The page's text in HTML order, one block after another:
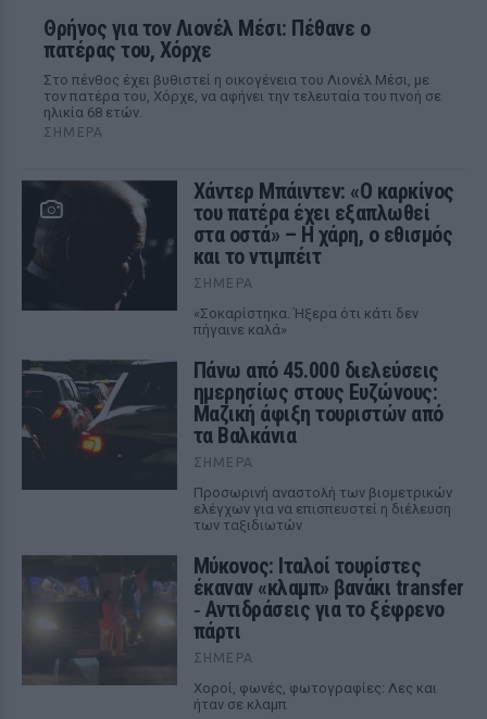
Θρήνος για τον Λιονέλ Μέσι: Πέθανε ο
πατέρας του, Χόρχε
Στο πένθος έχει βυθιστεί η οικογένεια του Λιονέλ Μέσι, με
τον πατέρα του, Χόρχε, να αφήνει την τελευταία του πνοή σε
ηλικία 68 ετών.
ΣΉΜΕΡΑ
Χάντερ Μπάιντεν: «Ο καρκίνος
του πατέρα έχει εξαπλωθεί
στα οστά» – Η χάρη, ο εθισμός
και το ντιμπέιτ
ΣΉΜΕΡΑ
«Σοκαρίστηκα. Ήξερα ότι κάτι δεν
πήγαινε καλά»
Πάνω από 45.000 διελεύσεις
ημερησίως στους Ευζώνους:
Μαζική άφιξη τουριστών από
τα Βαλκάνια
ΣΉΜΕΡΑ
Προσωρινή αναστολή των βιομετρικών
ελέγχων για να επισπευστεί η διέλευση
των ταξιδιωτών
Μύκονος: Ιταλοί τουρίστες
έκαναν «κλαμπ» βανάκι transfer
‑ Αντιδράσεις για το ξέφρενο
πάρτι
ΣΉΜΕΡΑ
Χοροί, φωνές, φωτογραφίες: Λες και
ήταν σε κλαμπ